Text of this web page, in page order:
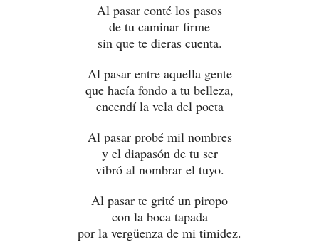
Al pasar conté los pasos
de tu caminar firme
sin que te dieras cuenta.
Al pasar entre aquella gente
que hacía fondo a tu belleza,
encendí la vela del poeta
Al pasar probé mil nombres
y el diapasón de tu ser
vibró al nombrar el tuyo.
Al pasar te grité un piropo
con la boca tapada
por la vergüenza de mi timidez.